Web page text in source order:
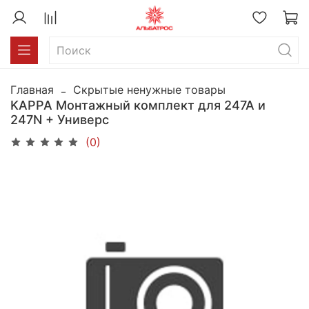
Главная Скрытые ненужные товары
KAPPA Монтажный комплект для 247А и
247N + Универс
(0)